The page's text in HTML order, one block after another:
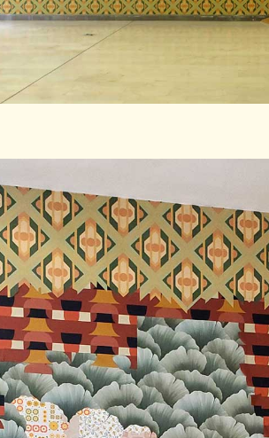
Documentation
Visites d'ateliers
Production vidéo
Formation
Événements
1% œuvres dans
public